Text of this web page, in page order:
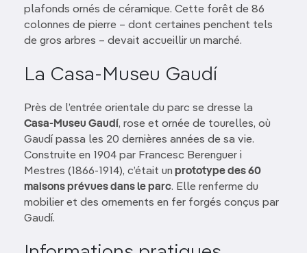
plafonds ornés de céramique. Cette forêt de 86
colonnes de pierre – dont certaines penchent tels
de gros arbres – devait accueillir un marché.
La Casa-Museu Gaudí
Près de l’entrée orientale du parc se dresse la
Casa-Museu Gaudí, rose et ornée de tourelles, où
Gaudí passa les 20 dernières années de sa vie.
Construite en 1904 par Francesc Berenguer i
Mestres (1866-1914), c’était un prototype des 60
maisons prévues dans le parc. Elle renferme du
mobilier et des ornements en fer forgés conçus par
Gaudí.